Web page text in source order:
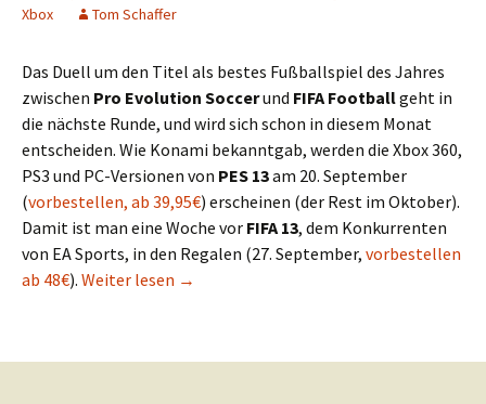
Xbox
Tom Schaffer
Das Duell um den Titel als bestes Fußballspiel des Jahres
zwischen Pro Evolution Soccerund FIFA Footballgeht in
die nächste Runde, und wird sich schon in diesem Monat
entscheiden. Wie Konami bekanntgab, werden die Xbox 360,
PS3 und PC-Versionen von PES 13am 20. September
(vorbestellen, ab 39,95€) erscheinen (der Rest im Oktober).
Damit ist man eine Woche vor FIFA 13, dem Konkurrenten
von EA Sports, in den Regalen (27. September, vorbestellen
ab 48€). Weiter lesen PES 13 wird eine Woche vor FIFA 13
→